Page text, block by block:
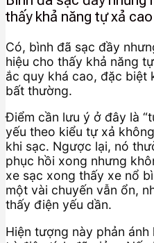
thấy khả năng tự xả
Có, bình đã sạc đầy
hiệu cho thấy khả năng
ắc quy khá cao, đặc biệt
bất thường.
Điểm cần lưu ý ở đây là
yếu theo kiểu tự xả
khi sạc. Ngược lại, nó
phục hồi xong nhưng
xe sạc xong thấy xe nổ
một vài chuyến vẫn ổn,
thấy điện yếu dần.
Hiện tượng này phản